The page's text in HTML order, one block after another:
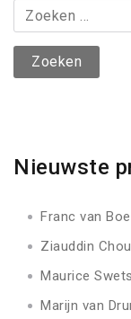
Zoeken
naar:
Nieuwste
Franc van
Ziauddin
Maurice Swets
Marijn van